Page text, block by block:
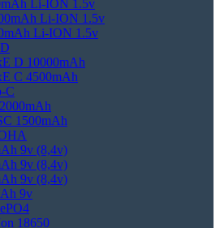
Li-ION 1.5v
Li-ION 1.5v
Li-ION 1.5v
D 10000mAh
С 4500mAh
C
1500mAh
9v (8,4v)
9v (8,4v)
9v (8,4v)
9v
18650